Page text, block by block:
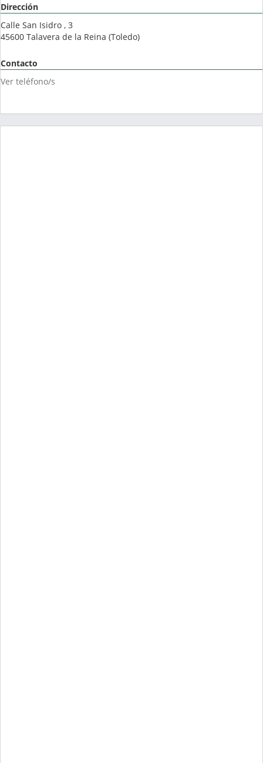
Dirección
Calle San Isidro , 3
45600 Talavera de la Reina (Toledo)
Contacto
Ver teléfono/s